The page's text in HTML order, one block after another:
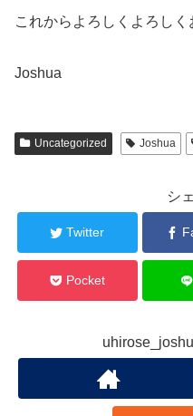
これからよろしくよろしく
Joshua
Uncategorized Joshua
シ
Twitter
Pocket